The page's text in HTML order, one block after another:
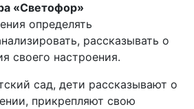
«Светофор»
определять
рассказывать о
своего настроения.
сад, дети рассказывают о
прикрепляют свою